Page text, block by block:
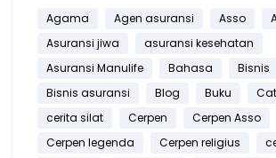
Agama Agen asuransi Asso
Asuransi jiwa
asuransi kesehatan
Asuransi Manulife
Bahasa
Bisnis
Bisnis asuransi
Blog Buku
cerita silat
Cerpen
Cerpen Asso
Cerpen legenda
Cerpen religius